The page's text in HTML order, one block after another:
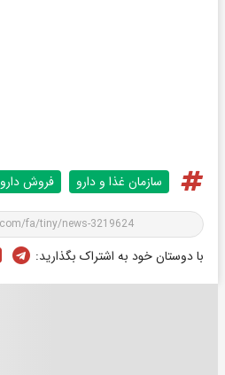
سازمان غذا و دارو فروش دارو
با دوستان خود به اشتراک بگذارید: